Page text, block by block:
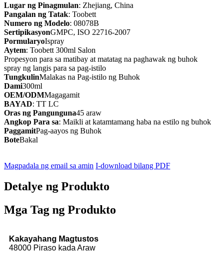
Lugar ng Pinagmulan: Zhejiang, China
Pangalan ng Tatak: Toobett
Numero ng Modelo: 08078B
SertipikasyonGMPC, ISO 22716-2007
PormularyoIspray
Aytem: Toobett 300ml Salon
Propesyon para sa matibay at matatag na paghawak ng buhok
spray ng langis para sa pag-istilo
TungkulinMalakas na Pag-istilo ng Buhok
Dami300ml
OEM/ODMMagagamit
BAYAD: TT LC
Oras ng Pangunguna45 araw
Angkop Para sa: Maikli at katamtamang haba na estilo ng buhok
PaggamitPag-aayos ng Buhok
BoteBakal
Magpadala ng email sa amin I-download bilang PDF
Detalye ng Produkto
Mga Tag ng Produkto
Kakayahang Magtustos
48000 Piraso kada Araw